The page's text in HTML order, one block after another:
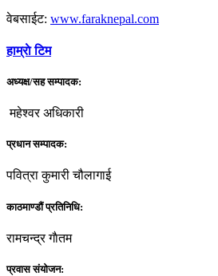
वेबसाईट: www.faraknepal.com
हाम्राे टिम
अध्यक्ष/सह सम्पादक:
महेश्वर अधिकारी
प्रधान सम्पादक:
पवित्रा कुमारी चौलागाई
काठमाण्डौं प्रतिनिधि:
रामचन्द्र गाैतम
प्रवास संयोजन: